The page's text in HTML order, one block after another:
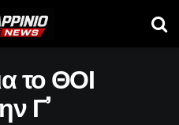
το ΘΟΙ
Γ’